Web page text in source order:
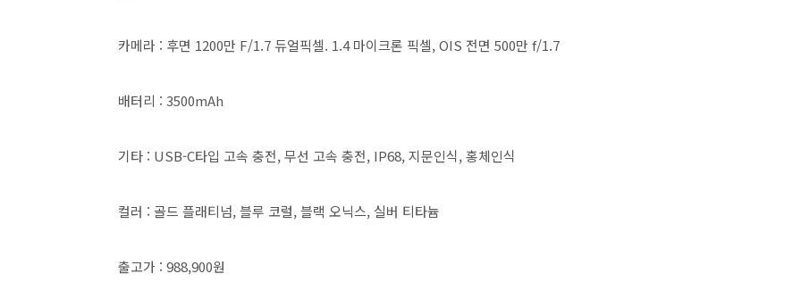
카메라 : 후면 1200만 F/1.7 듀얼픽셀. 1.4 마이크론 픽셀, OIS 전면 500만 f/1.7
배터리 : 3500mAh
기타 : USB-C타입 고속 충전, 무선 고속 충전, IP68, 지문인식, 홍체인식
컬러 : 골드 플래티넘, 블루 코럴, 블랙 오닉스, 실버 티타늄
출고가 : 988,900원